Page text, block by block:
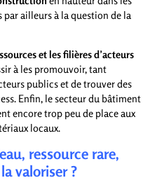
ailleurs à la question de la
et les filières d’acteurs
à les promouvoir, tant
publics et de trouver des
Enfin, le secteur du bâtiment
encore trop peu de place aux
locaux.
ressource rare,
valoriser ?